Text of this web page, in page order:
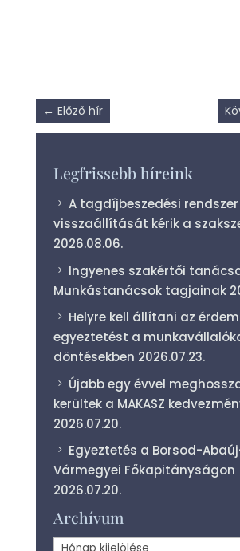
← Előző hír
Legfrissebb híreink
A tagdíjbeszedési rendszer
visszaállítását kérik a
2026.08.06.
Ingyenes szakértői
Munkástanácsok tagjainak
Helyre kell állítani az
egyeztetést a
döntésekben 2026.07.23.
Újabb egy évvel
kerültek a MAKASZ
2026.07.20.
Egyeztetés a Borsod-
Vármegyei Főkapitányságon
2026.07.20.
Archívum
Archívum